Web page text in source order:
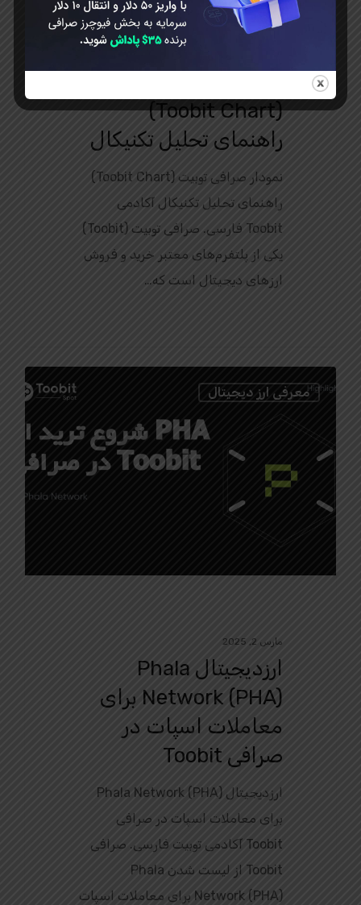
(Toobit Chart)
راهنمای تحلیل تکنیکال
نمودار صرافی توبیت (Toobit Chart)
راهنمای تحلیل تکنیکال آکادمی
Toobit فارسی. صرافی توبیت (Toobit)
یکی از پلتفرم‌های معتبر خرید و فروش
ارزهای دیجیتال است که…
معرفی ارز دیجیتال
مارس 2, 2025
ارزدیجیتال Phala
Network (PHA) برای
معاملات اسپات در
صرافی Toobit
ارزدیجیتال Phala Network (PHA)
برای معاملات اسپات در صرافی
Toobit آکادمی توبیت فارسی. صرافی
Toobit از لیست شدن Phala
Network (PHA) برای معاملات اسپات